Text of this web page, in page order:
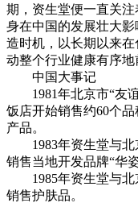
期，资生堂便一直关
身在中国的发展壮大
造时机，以长期以来
动整个行业健康有序地
中国大事记
1981年北京市“友谊
饭店开始销售约60个
产品。
1983年资生堂与北
销售当地开发品牌“华姿
1985年资生堂与北
销售护肤品。